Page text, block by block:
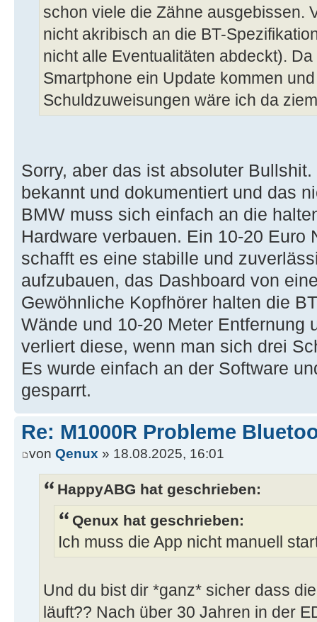
schon viele die Zähne ausgebissen.
nicht akribisch an die BT-
nicht alle Eventualitäten abdeckt).
Smartphone ein Update kommen
Schuldzuweisungen wäre ich da
Sorry, aber das ist absoluter
bekannt und dokumentiert und das
BMW muss sich einfach an die
Hardware verbauen. Ein 10-20 Euro
schafft es eine stabille und
aufzubauen, das Dashboard von
Gewöhnliche Kopfhörer halten die
Wände und 10-20 Meter Entfernung
verliert diese, wenn man sich drei
Es wurde einfach an der Software
gesparrt.
Re: M1000R Probleme
von Qenux » 18.08.2025, 16:01
HappyABG hat geschrieben:
Qenux hat geschrieben:
Ich muss die App nicht manuell
Und du bist dir *ganz* sicher dass
läuft?? Nach über 30 Jahren in der